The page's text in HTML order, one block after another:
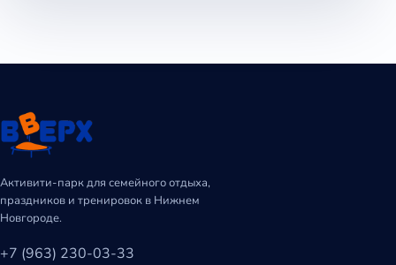
Активити-парк для семейного отдыха,
праздников и тренировок в Нижнем
Новгороде.
+7 (963) 230-03-33